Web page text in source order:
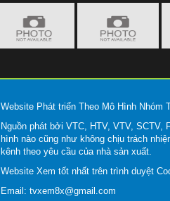
Website Phát triển Theo Mô Hình Nhóm
Nguồn phát bởi VTC, HTV, VTV,
hình nào cũng như không chịu trách
kênh theo yêu cầu của nhà sản xuất.
Website Xem tốt nhất trên trình duyệt
Email: tvxem8x@gmail.com